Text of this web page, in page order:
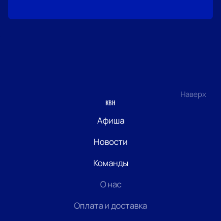
Наверх
КВН
Афиша
Новости
Команды
О нас
Оплата и доставка